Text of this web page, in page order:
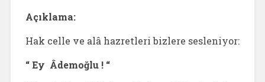
Açıklama:
Hak celle ve alâ hazretleri bizlere sesleniyor:
“ Ey Âdemoğlu ! “